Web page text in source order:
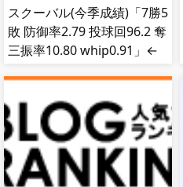
スクーバル(今季成績)「7勝5
敗 防御率2.79 投球回96.2 奪
三振率10.80 whip0.91」←